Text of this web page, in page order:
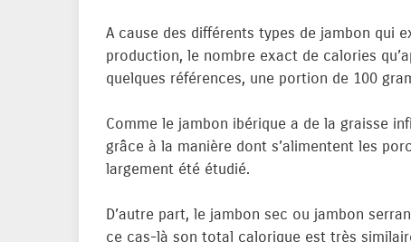
A cause des différents types de jambon qui
production, le nombre exact de calories
quelques références, une portion de 100
Comme le jambon ibérique a de la graisse
grâce à la manière dont s’alimentent les
largement été étudié.
D’autre part, le jambon sec ou jambon
ce cas-là son total calorique est très